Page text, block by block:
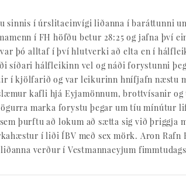
sinnis í úrslitaeinvígi liðanna í baráttunni
í FH höfðu betur 28:25 og jafna því
þó alltaf í því hlutverki að elta en í
síðari hálfleikinn vel og náði forystunni
í kjölfarið og var leikurinn hnífjafn næstu
kafli hjá Eyjamönnum, brottvísanir og
marka forystu þegar um tíu mínútur
þurftu að lokum að sætta sig við þriggja
í liði ÍBV með sex mörk. Aron Rafn
verður í Vestmannaeyjum